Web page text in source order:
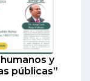
y
públicas”